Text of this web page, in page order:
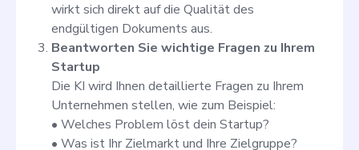
wirkt sich direkt auf die Qualität des
endgültigen Dokuments aus.
Beantworten Sie wichtige Fragen zu Ihrem
Startup
Die KI wird Ihnen detaillierte Fragen zu Ihrem
Unternehmen stellen, wie zum Beispiel:
• Welches Problem löst dein Startup?
• Was ist Ihr Zielmarkt und Ihre Zielgruppe?